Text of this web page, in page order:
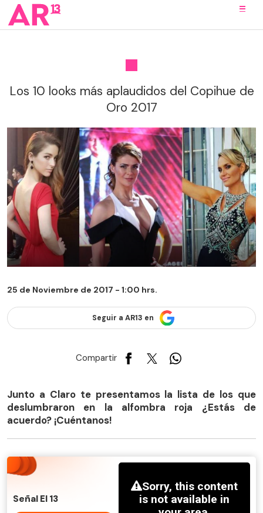
Los 10 looks más aplaudidos del Copihue de
Oro 2017
25 de Noviembre de 2017 - 1:00 hrs.
Seguir a AR13 en
Compartir
Junto a Claro te presentamos la lista de los que
deslumbraron en la alfombra roja ¿Estás de
acuerdo? ¡Cuéntanos!
Señal El 13